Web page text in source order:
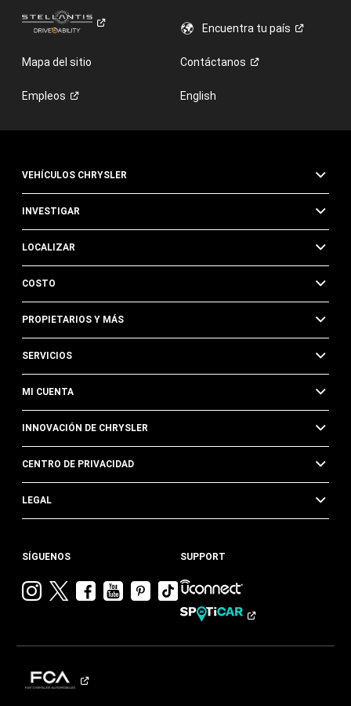
Encuentra tupaís
Mapa del sitio Contáctanos
Empleos English
VEHÍCULOS CHRYSLER
INVESTIGAR
LOCALIZAR
COSTO
PROPIETARIOS Y MÁS
SERVICIOS
MI CUENTA
INNOVACIÓN DE CHRYSLER
CENTRO DE PRIVACIDAD
LEGAL
SÍGUENOS
VisitarVisitarVisitar
Chrysler en
Visitar
Chrysler en
Visitar
Chrysler en
Pinterest
Visita
Chrysler
Tik
SUPPORT